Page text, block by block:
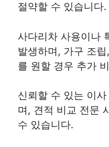
절약할 수 있습니다.
사다리차 사용이나
발생하며, 가구 조
를 원할 경우 추가
신뢰할 수 있는 이
며, 견적 비교 전문
수 있습니다.